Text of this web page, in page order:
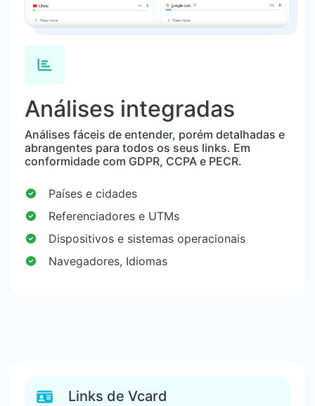
Análises integradas
Análises fáceis de entender, porém detalhadas e
abrangentes para todos os seus links. Em
conformidade com GDPR, CCPA e PECR.
Países e cidades
Referenciadores e UTMs
Dispositivos e sistemas operacionais
Navegadores, Idiomas
Links de Vcard